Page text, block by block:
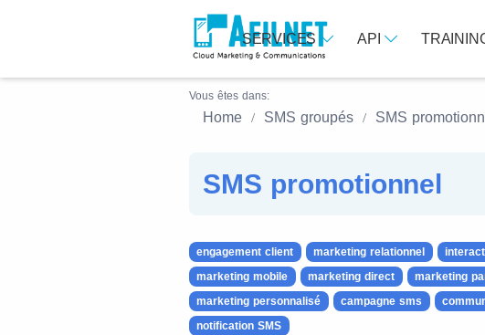
SERVICES API
Vous êtes dans:
Home SMS groupés SMS
SMS promotionnel
engagement client marketing relationnel
marketing mobile
marketing direct marketing
marketing personnalisé
campagne sms
notification SMS